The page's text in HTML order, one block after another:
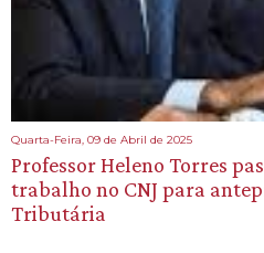
Quarta-Feira, 09 de Abril de 2025
Professor Heleno Torres
trabalho no CNJ para
Tributária